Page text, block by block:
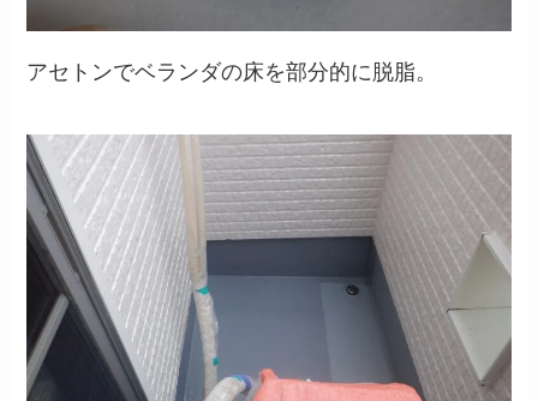
アセトンでベランダの床を部分的に脱脂。